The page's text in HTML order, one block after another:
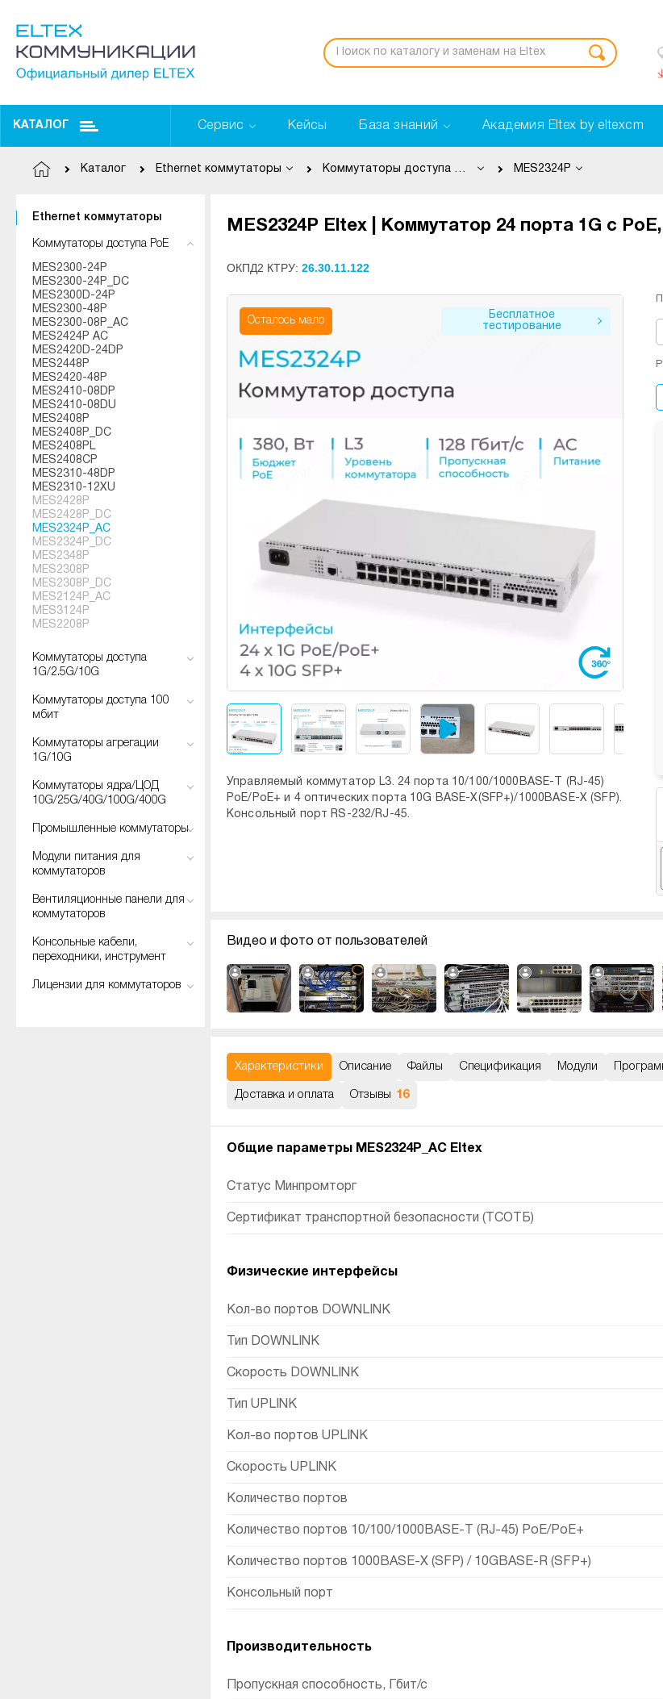
КАТАЛОГ Сервис Кейсы База знаний Академия Eltex by eltexcm
Каталог Ethernet коммутаторы Коммутаторы доступа PoE MES2324P
Ethernet коммутаторы
Коммутаторы доступа PoE
MES2300-24P
MES2300-24P_DC
MES2300D-24P
MES2300-48P
MES2300-08P_AC
MES2424P AC
MES2420D-24DP
MES2448P
MES2420-48P
MES2410-08DP
MES2410-08DU
MES2408P
MES2408P_DC
MES2408PL
MES2408CP
MES2310-48DP
MES2310-12XU
MES2428P
MES2428P_DC
MES2324P_AC
MES2324P_DC
MES2348P
MES2308P
MES2308P_DC
MES2124P_AC
MES3124P
MES2208P
Коммутаторы доступа
1G/2.5G/10G
Коммутаторы доступа 100
мбит
Коммутаторы агрегации
1G/10G
Коммутаторы ядра/ЦОД
10G/25G/40G/100G/400G
Промышленные коммутаторы
Модули питания для
коммутаторов
Вентиляционные панели для
коммутаторов
Консольные кабели,
переходники, инструмент
Лицензии для коммутаторов
MES2324P Eltex | Коммутатор 24 порта 1G с
ОКПД2 КТРУ: 26.30.11.122
Осталось мало
Бесплатное
тестирование
Видео и фото от пользователей
Управляемый коммутатор L3. 24 порта 10/100/1000BASE-T (RJ-45)
PoE/PoE+ и 4 оптических порта 10G BASE-X(SFP+)/1000BASE-X (SFP).
Консольный порт RS-232/RJ-45.
Характеристики Описание Файлы Спецификация Модули
Доставка и оплата Отзывы 16
Общие параметры MES2324P_AC Eltex
Статус Минпромторг
Сертификат транспортной безопасности (ТСОТБ)
Физические интерфейсы
Кол-во портов DOWNLINK
Тип DOWNLINK
Скорость DOWNLINK
Тип UPLINK
Кол-во портов UPLINK
Скорость UPLINK
Количество портов
Количество портов 10/100/1000BASE-T (RJ-45) PoE/PoE+
Количество портов 1000BASE-X (SFP) / 10GBASE-R (SFP+)
Консольный порт
Производительность
Пропускная способность, Гбит/с